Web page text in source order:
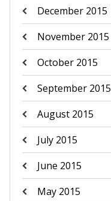
December 2015
November 2015
October 2015
September 2015
August 2015
July 2015
June 2015
May 2015